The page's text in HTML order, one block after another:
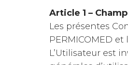
Article 1 –
Les présentes
PERMICOMED et
L’Utilisateur est